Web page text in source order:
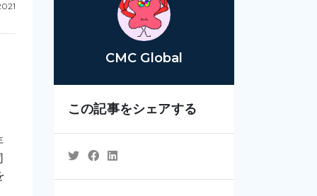
CMC Global
この記事をシェアする